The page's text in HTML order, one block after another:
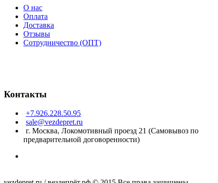
О нас
Оплата
Доставка
Отзывы
Сотрудничество (ОПТ)
Контакты
+7.926.228.50.95
sale@vezdepret.ru
г. Москва, Локомотивный проезд 21 (Самовывоз по
предварительной договоренности)